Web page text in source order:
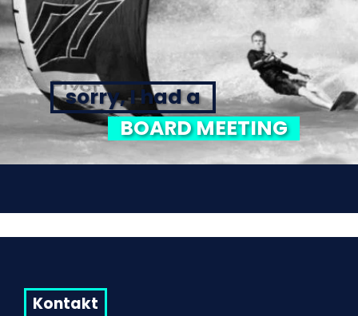
sorry, I had a
BOARD MEETING
Kontakt